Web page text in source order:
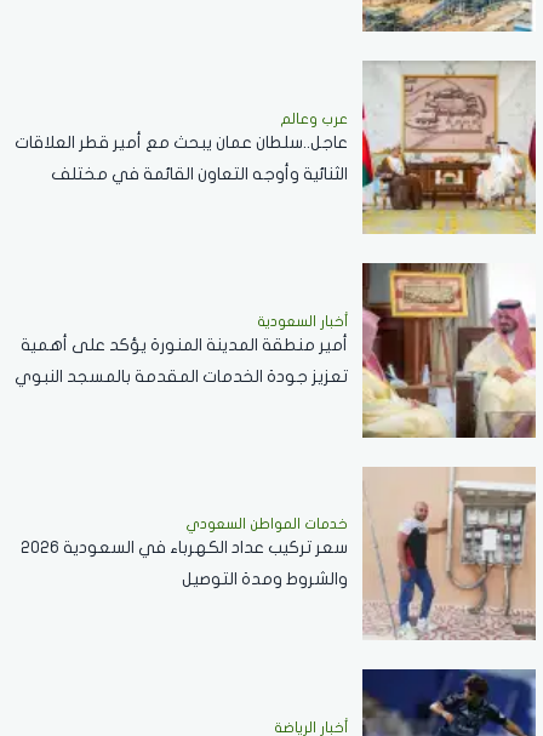
عرب وعالم
عاجل..سلطان عمان يبحث مع أمير قطر العلاقات
الثنائية وأوجه التعاون القائمة في مختلف
أخبار السعودية
أمير منطقة المدينة المنورة يؤكد على أهمية
تعزيز جودة الخدمات المقدمة بالمسجد النبوي
خدمات المواطن السعودي
سعر تركيب عداد الكهرباء في السعودية 2026
والشروط ومدة التوصيل
أخبار الرياضة